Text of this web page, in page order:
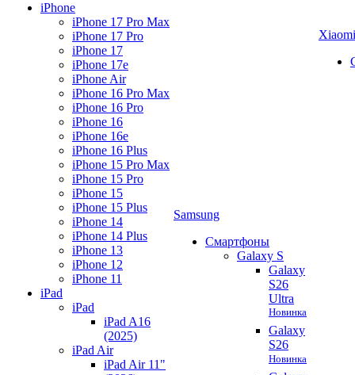
iPhone
iPhone 17 Pro Max
iPhone 17 Pro
iPhone 17
iPhone 17e
iPhone Air
iPhone 16 Pro Max
iPhone 16 Pro
iPhone 16
iPhone 16e
iPhone 16 Plus
iPhone 15 Pro Max
iPhone 15 Pro
iPhone 15
iPhone 15 Plus
iPhone 14
iPhone 14 Plus
iPhone 13
iPhone 12
iPhone 11
iPad
iPad
iPad A16
(2025)
iPad Air
iPad Air 11"
Samsung
Смартфоны
Galaxy S
Galaxy
S26
Ultra
Новинка
Galaxy
S26
Новинка
Xiaomi